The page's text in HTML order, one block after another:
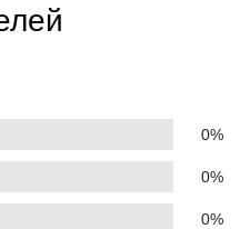
0%
0%
0%